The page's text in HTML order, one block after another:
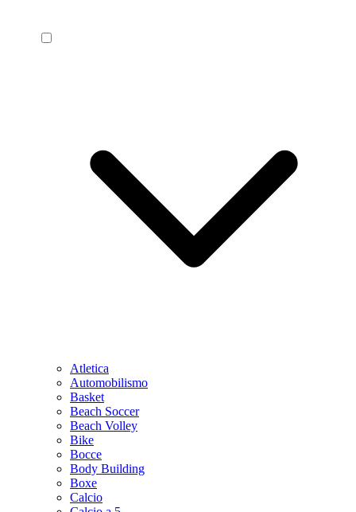
Atletica
Automobilismo
Basket
Beach Soccer
Beach Volley
Bike
Bocce
Body Building
Boxe
Calcio